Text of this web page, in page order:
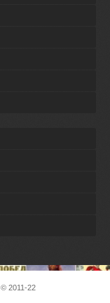
© 2011-22